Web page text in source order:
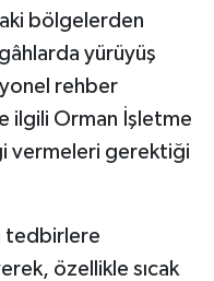
bölgelerden
yürüyüş
rehber
ilgili Orman İşletme
vermeleri gerektiği
tedbirlere
özellikle sıcak